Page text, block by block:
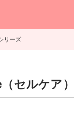
リーズ
セルケア